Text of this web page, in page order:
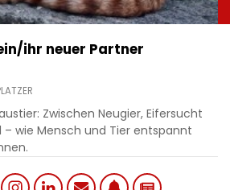
ihr neuer Partner
Zwischen Neugier, Eifersucht
wie Mensch und Tier entspannt